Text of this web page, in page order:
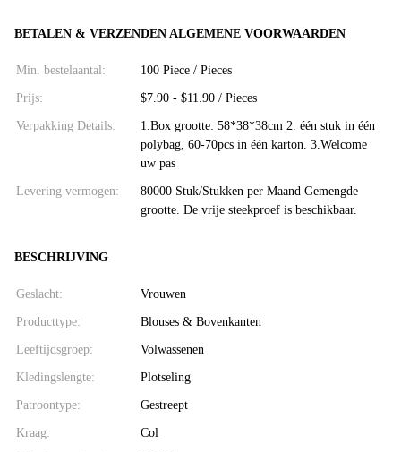
BETALEN & VERZENDEN ALGEMENE VOORWAARDEN
Min. bestelaantal: 100 Piece / Pieces
Prijs: $7.90 - $11.90 / Pieces
Verpakking Details:
1.Box grootte: 58*38*38cm 2. één stuk in één
polybag, 60-70pcs in één karton. 3.Welcome
uw pas
Levering vermogen:
80000 Stuk/Stukken per Maand Gemengde
grootte. De vrije steekproef is beschikbaar.
BESCHRIJVING
Geslacht: Vrouwen
Producttype: Blouses & Bovenkanten
Leeftijdsgroep: Volwassenen
Kledingslengte: Plotseling
Patroontype: Gestreept
Kraag: Col